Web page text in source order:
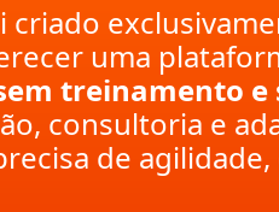
criado
uma
treinamento
consultoria e
de